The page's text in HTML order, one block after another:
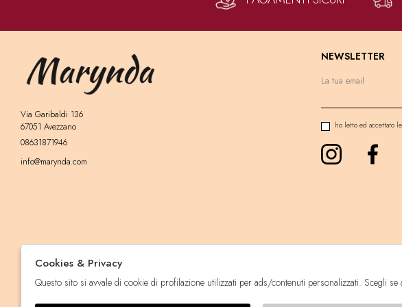
Via Garibaldi 136
67051 Avezzano
08631871946
info@marynda.com
NEWSLETTER
ho letto ed accettato
Cookies & Privacy
Questo sito si avvale di cookie di profilazione utilizzati per ads/contenuti personalizzati. Scegli